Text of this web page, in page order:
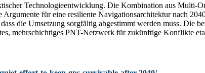
Technologieentwicklung. Die Kombination aus
für eine resiliente Navigationsarchitektur nach
die Umsetzung sorgfältig abgestimmt werden muss. Die
mehrschichtiges PNT-Netzwerk für zukünftige Konflikte